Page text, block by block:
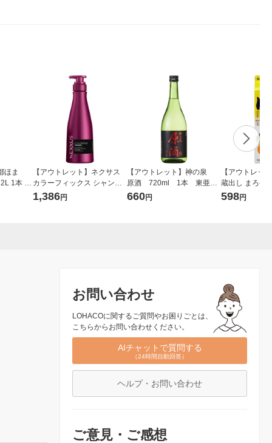
ほま
1本 東
【アウトレット】ネクサス
カラーフィックス シャンプ
ー ポンプ 400g ユニリーバ
1,386円
【アウトレット】神の泉
原酒 720ml 1本 東亜酒
造 日本酒
660円
【アウトレッ
蔵出し まろや
ml 1本
598円
お問い合わせ
LOHACOに関するご質問やお困りごとは、
こちらからお問い合わせください。
AIチャットで質問する
（24時間自動回答）
ヘルプ・お問い合わせ
ご意見・ご感想